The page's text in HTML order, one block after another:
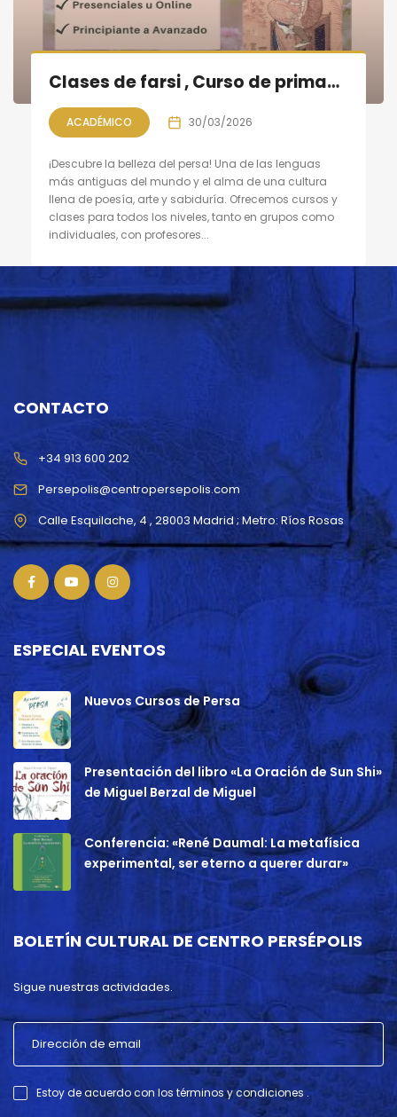
Clases de farsi , Curso de primavera 2026
ACADÉMICO 30/03/2026
¡Descubre la belleza del persa! Una de las lenguas
más antiguas del mundo y el alma de una cultura
llena de poesía, arte y sabiduría. Ofrecemos cursos y
clases para todos los niveles, tanto en grupos como
individuales, con profesores...
CONTACTO
Persepolis@centropersepolis.com
+34 913 600 202
ESPECIAL EVENTOS
Nuevos Cursos de Persa
Presentación del libro «La Oración de Sun Shi»
de Miguel Berzal de Miguel
Conferencia: «René Daumal: La metafísica
experimental, ser eterno a querer durar»
BOLETÍN CULTURAL DE CENTRO PERSÉPOLIS
Sigue nuestras actividades.
Estoy de acuerdo con los términos y condiciones .